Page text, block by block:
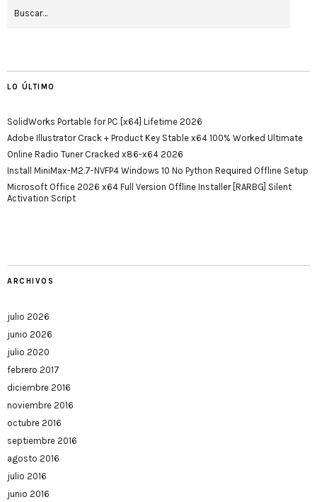
LO ÚLTIMO
SolidWorks Portable for PC [x64] Lifetime 2026
Adobe Illustrator Crack + Product Key Stable x64 100% Worked Ultimate
Online Radio Tuner Cracked x86-x64 2026
Install MiniMax-M2.7-NVFP4 Windows 10 No Python Required Offline Setup
Microsoft Office 2026 x64 Full Version Offline Installer [RARBG] Silent
Activation Script
ARCHIVOS
julio 2026
junio 2026
julio 2020
febrero 2017
diciembre 2016
noviembre 2016
octubre 2016
septiembre 2016
agosto 2016
julio 2016
junio 2016